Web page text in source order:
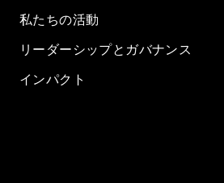
私たちの活動
リーダーシップとガバナンス
インパクト